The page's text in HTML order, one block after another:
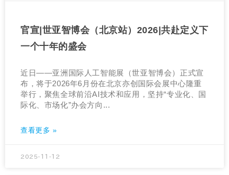
官宣|世亚智博会（北京站）2026|共赴定义下
一个十年的盛会
近日——亚洲国际人工智能展（世亚智博会）正式宣
布，将于2026年6月份在北京亦创国际会展中心隆重
举行，聚焦全球前沿AI技术和应用，坚持“专业化、国
际化、市场化”办会方向...
查看更多 »
2025-11-12